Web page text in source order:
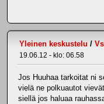
Yleinen keskustelu /
19.06.12 - klo: 06.58
Jos Huuhaa tarkoitat ni
vielä ne polkuautot
siellä jos haluaa